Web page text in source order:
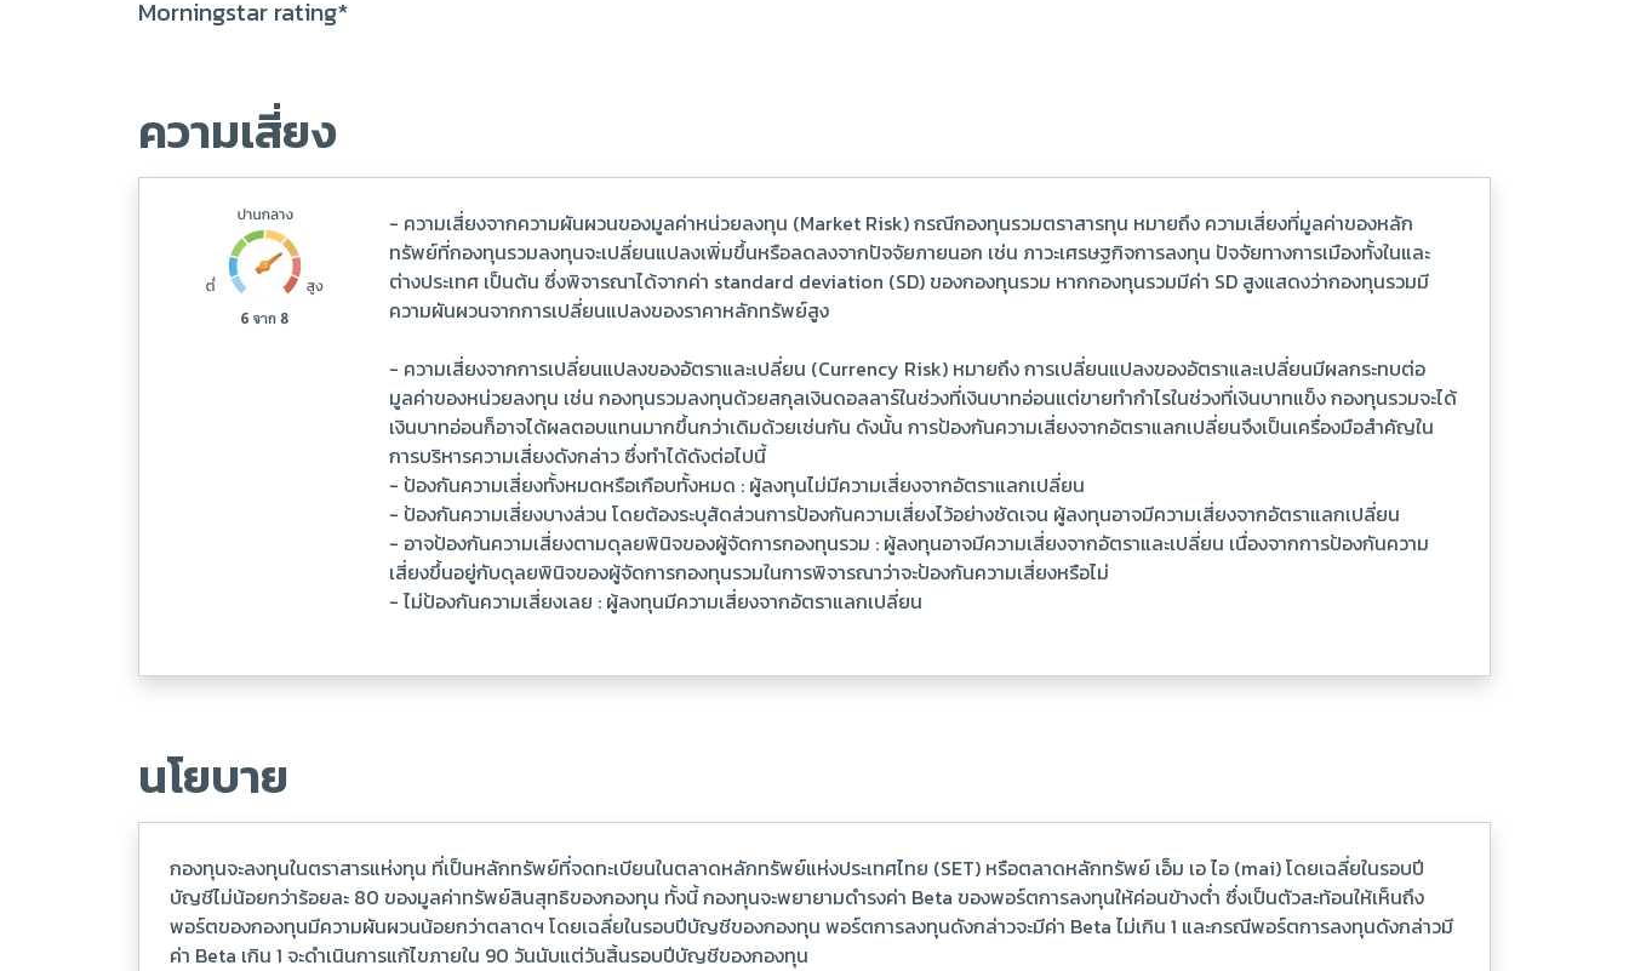
Morningstar rating*
ความเสี่ยง
- ความเสี่ยงจากความผันผวนของมูลค่าหน่วยลงทุน (Market Risk) กรณีกองทุนรวมตราสารทุน หมายถึง ความเสี่ยงที่มูลค่าของหลัก
ทรัพย์ที่กองทุนรวมลงทุนจะเปลี่ยนแปลงเพิ่มขึ้นหรือลดลงจากปัจจัยภายนอก เช่น ภาวะเศรษฐกิจการลงทุน ปัจจัยทางการเมืองทั้งในและ
ต่างประเทศ เป็นต้น ซึ่งพิจารณาได้จากค่า standard deviation (SD) ของกองทุนรวม หากกองทุนรวมมีค่า SD สูงแสดงว่ากองทุนรวมมี
ความผันผวนจากการเปลี่ยนแปลงของราคาหลักทรัพย์สูง
- ความเสี่ยงจากการเปลี่ยนแปลงของอัตราและเปลี่ยน (Currency Risk) หมายถึง การเปลี่ยนแปลงของอัตราและเปลี่ยนมีผลกระทบต่อ
มูลค่าของหน่วยลงทุน เช่น กองทุนรวมลงทุนด้วยสกุลเงินดอลลาร์ในช่วงที่เงินบาทอ่อนแต่ขายทำกำไรในช่วงที่เงินบาทแข็ง กองทุนรวมจะได้
เงินบาทอ่อนก็อาจได้ผลตอบแทนมากขึ้นกว่าเดิมด้วยเช่นกัน ดังนั้น การป้องกันความเสี่ยงจากอัตราแลกเปลี่ยนจึงเป็นเครื่องมือสำคัญใน
การบริหารความเสี่ยงดังกล่าว ซึ่งทำได้ดังต่อไปนี้
- ป้องกันความเสี่ยงทั้งหมดหรือเกือบทั้งหมด : ผู้ลงทุนไม่มีความเสี่ยงจากอัตราแลกเปลี่ยน
- ป้องกันความเสี่ยงบางส่วน โดยต้องระบุสัดส่วนการป้องกันความเสี่ยงไว้อย่างชัดเจน ผู้ลงทุนอาจมีความเสี่ยงจากอัตราแลกเปลี่ยน
- อาจป้องกันความเสี่ยงตามดุลยพินิจของผู้จัดการกองทุนรวม : ผู้ลงทุนอาจมีความเสี่ยงจากอัตราและเปลี่ยน เนื่องจากการป้องกันความ
เสี่ยงขึ้นอยู่กับดุลยพินิจของผู้จัดการกองทุนรวมในการพิจารณาว่าจะป้องกันความเสี่ยงหรือไม่
- ไม่ป้องกันความเสี่ยงเลย : ผู้ลงทุนมีความเสี่ยงจากอัตราแลกเปลี่ยน
นโยบาย
กองทุนจะลงทุนในตราสารแห่งทุน ที่เป็นหลักทรัพย์ที่จดทะเบียนในตลาดหลักทรัพย์แห่งประเทศไทย (SET) หรือตลาดหลักทรัพย์ เอ็ม เอ ไอ (mai) โดยเฉลี่ยในรอบปี
บัญชีไม่น้อยกว่าร้อยละ 80 ของมูลค่าทรัพย์สินสุทธิของกองทุน ทั้งนี้ กองทุนจะพยายามดำรงค่า Beta ของพอร์ตการลงทุนให้ค่อนข้างต่ำ ซึ่งเป็นตัวสะท้อนให้เห็นถึง
พอร์ตของกองทุนมีความผันผวนน้อยกว่าตลาดฯ โดยเฉลี่ยในรอบปีบัญชีของกองทุน พอร์ตการลงทุนดังกล่าวจะมีค่า Beta ไม่เกิน 1 และกรณีพอร์ตการลงทุนดังกล่าวมี
ค่า Beta เกิน 1 จะดำเนินการแก้ไขภายใน 90 วันนับแต่วันสิ้นรอบปีบัญชีของกองทุน